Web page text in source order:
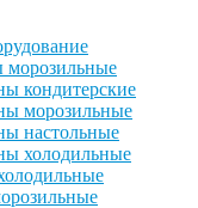
морозильные
кондитерские
морозильные
настольные
холодильные